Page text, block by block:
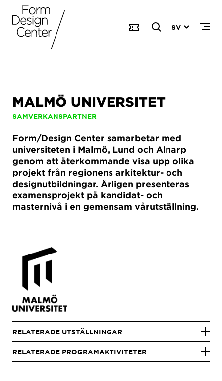
SV
MALMÖ UNIVERSITET
SAMVERKANSPARTNER
Form/Design Center samarbetar med
universiteten i Malmö, Lund och Alnarp
genom att återkommande visa upp olika
projekt från regionens arkitektur- och
designutbildningar. Årligen presenteras
examensprojekt på kandidat- och
masternivå i en gemensam vårutställning.
RELATERADE UTSTÄLLNINGAR
RELATERADE PROGRAMAKTIVITETER